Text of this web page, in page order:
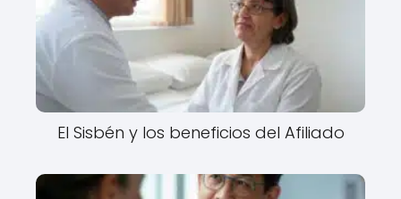
El Sisbén y los beneficios del Afiliado